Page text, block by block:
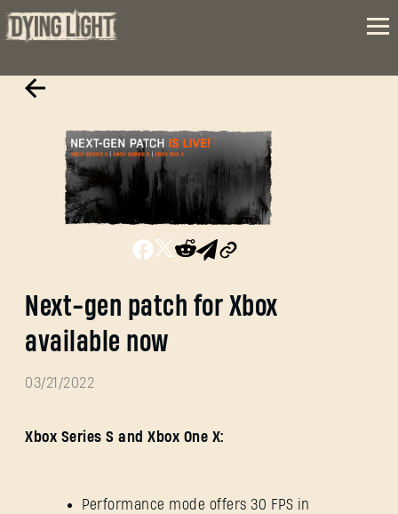
Next-gen patch for Xbox
available now
03/21/2022
Xbox Series S and Xbox One X:
Performance mode offers 30 FPS in